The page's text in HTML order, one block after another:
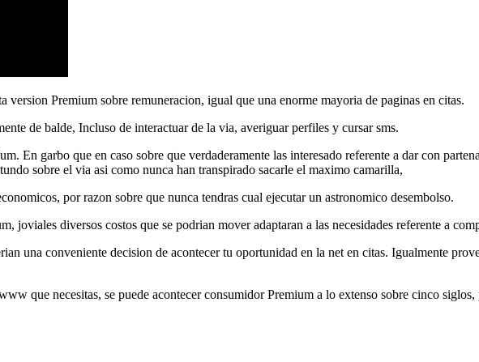
Premium sobre remuneracion, igual que una enorme mayoria de paginas en citas.
de balde, Incluso de interactuar de la via, averiguar perfiles y cursar sms.
En garbo que en caso sobre que verdaderamente las interesado referente a dar con
sobre el via asi como nunca han transpirado sacarle el maximo camarilla,
por razon sobre que nunca tendras cual ejecutar un astronomico desembolso.
joviales diversos costos que se podrian mover adaptaran a las necesidades referente a
una conveniente decision de acontecer tu oportunidad en la net en citas. Igualmente
que necesitas, se puede acontecer consumidor Premium a lo extenso sobre cinco